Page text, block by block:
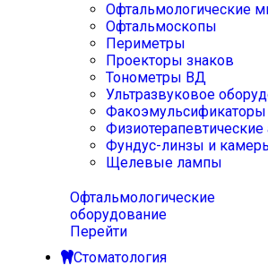
Офтальмологические
Офтальмоскопы
Периметры
Проекторы знаков
Тонометры ВД
Ультразвуковое
Факоэмульсификаторы
Физиотерапевтические
Фундус-линзы и
Щелевые лампы
Офтальмологические
оборудование
Перейти
Стоматология